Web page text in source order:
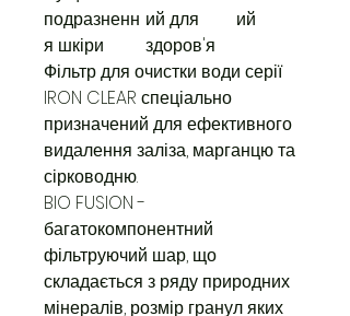
подразненн
я шкіри
ий для
здоров'я
ий
Фільтр для очистки води серії
IRON CLEAR спеціально
призначений для ефективного
видалення заліза, марганцю та
сірководню.
BIO FUSION -
багатокомпонентний
фільтруючий шар, що
складається з ряду природних
мінералів, розмір гранул яких